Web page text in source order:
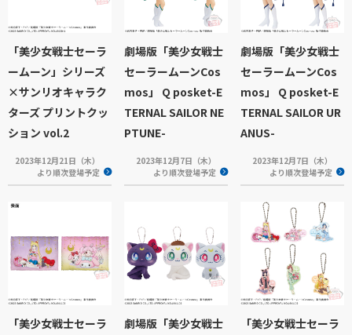
「美少女戦士セーラ
ームーン」シリーズ
×サンリオキャラク
ターズ プリントクッ
ション vol.2
2023年12月21日（木）
より順次登場予定
劇場版「美少女戦士
セーラームーンCos
mos」 Q posket-E
TERNAL SAILOR NE
PTUNE-
2023年12月7日（木）
より順次登場予定
劇場版「美少女戦士
セーラームーンCos
mos」 Q posket-E
TERNAL SAILOR UR
ANUS-
2023年12月7日（木）
より順次登場予定
「美少女戦士セーラ
劇場版「美少女戦士
「美少女戦士セーラ